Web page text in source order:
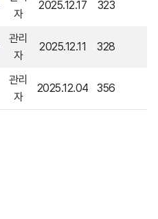
자
2025.12.17 323
관리
자
2025.12.11 328
관리
자
2025.12.04 356